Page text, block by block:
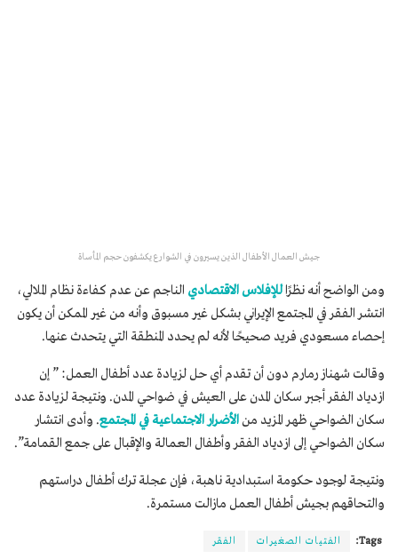
جيش العمال الأطفال الذين يسيرون في الشوارع يكشفون حجم المأساة
ومن الواضح أنه نظرًاللإفلاس الاقتصادي الناجم عن عدم كفاءة نظام الملالي،
انتشر الفقر في المجتمع الإيراني بشكل غير مسبوق وأنه من غير الممكن أن يكون
إحصاء مسعودي فريد صحيحًا لأنه لم يحدد المنطقة التي يتحدث عنها.
وقالت شهناز رمارم دون أن تقدم أي حل لزيادة عدد أطفال العمل: ” إن
ازدياد الفقر أجبر سكان المدن على العيش في ضواحي المدن. ونتيجة لزيادة عدد
سكان الضواحي ظهر المزيد من الأضرار الاجتماعية في المجتمع. وأدى انتشار
سكان الضواحي إلى ازدياد الفقر وأطفال العمالة والإقبال على جمع القمامة”.
ونتيجة لوجود حكومة استبدادية ناهبة، فإن عجلة ترك أطفال دراستهم
والتحاقهم بجيش أطفال العمل مازالت مستمرة.
Tags: الفتيات الصغيرات الفقر